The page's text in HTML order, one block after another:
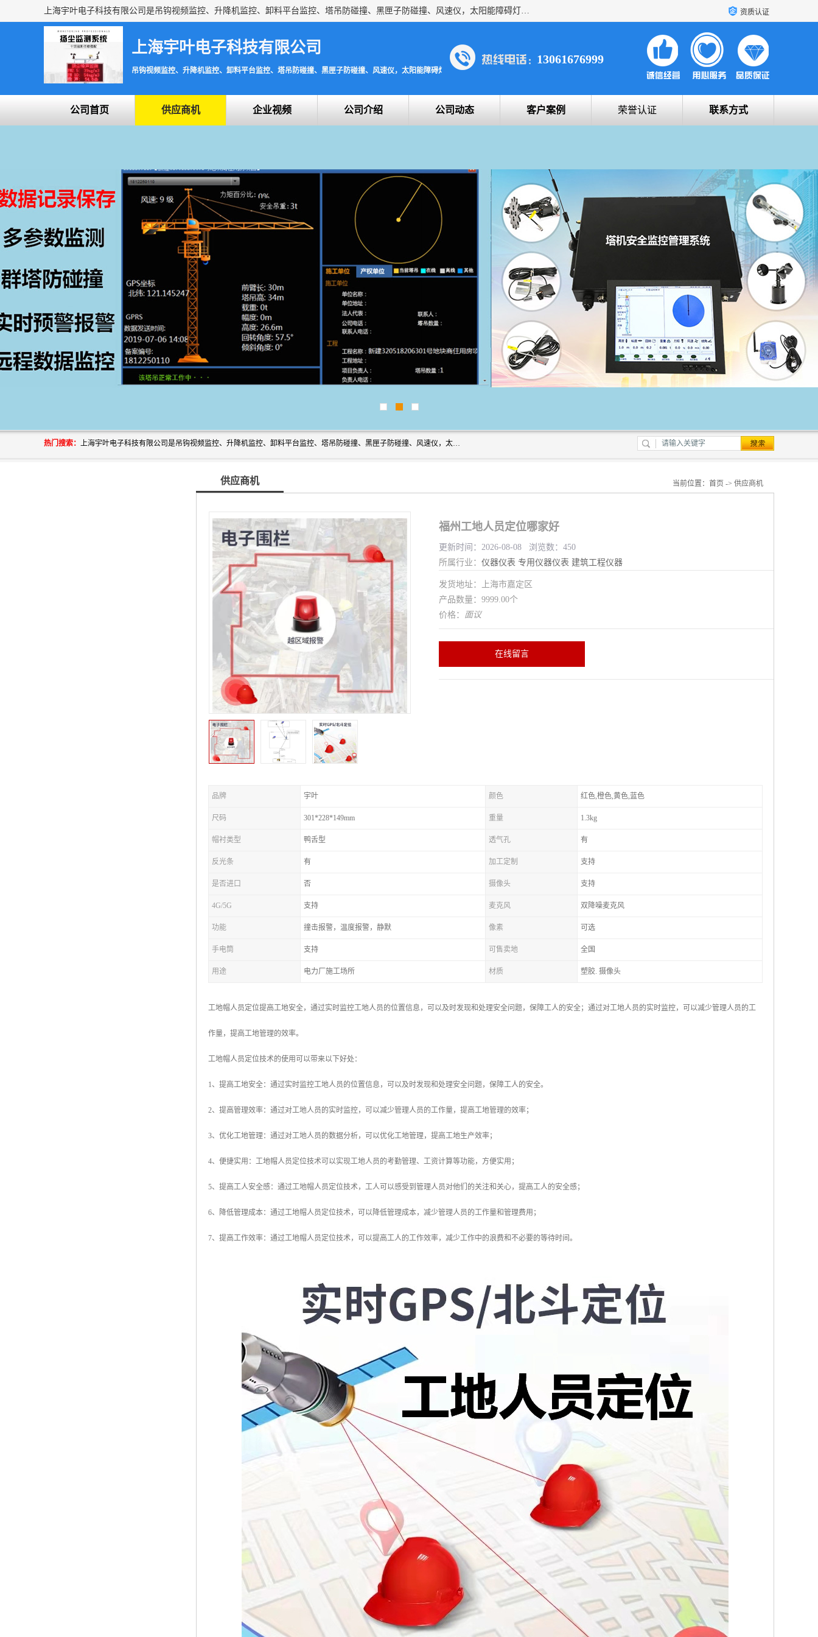
上海宇叶电子科技有限公司是吊钩视频监控、升降机监控、卸料平台监控、塔吊防碰撞、黑匣子防碰撞、风速仪，太阳能障碍灯安全提示灯等一系列升降机的常用配件产品专业研发生产加工的公司，拥有完整、科学的质量管理体系。 资质认证
上海宇叶电子科技有限公司
吊钩视频监控、升降机监控、卸料平台监控、塔吊防碰撞、黑匣子防碰撞、风速仪，太阳能障碍灯安全提示灯
13061676999
公司首页 供应商机 企业视频 公司介绍 公司动态 客户案例 荣誉认证 联系方式
热门搜索： 上海宇叶电子科技有限公司是吊钩视频监控、升降机监控、卸料平台监控、塔吊防碰撞、黑匣子防碰撞、风速仪，太阳能障碍灯安全提示灯等一系列升降机的常用配件产品专业研发生产加工的公司，拥有完整、科学的质量管理体系。
供应商机 当前位置： 首页 -> 供应商机
福州工地人员定位哪家好
更新时间：2026-08-08 浏览数：450
所属行业： 仪器仪表 专用仪器仪表 建筑工程仪器
发货地址：上海市嘉定区
产品数量：9999.00个
价格： 面议
在线留言
品牌 宇叶 颜色 红色,橙色,黄色,蓝色
尺码 301*228*149mm 重量 1.3kg
帽衬类型 鸭舌型 透气孔 有
反光条 有 加工定制 支持
是否进口 否 摄像头 支持
4G/5G 支持 麦克风 双降噪麦克风
功能 撞击报警，温度报警，静默 像素 可选
手电筒 支持 可售卖地 全国
用途 电力厂施工场所 材质 塑胶. 摄像头
工地帽人员定位提高工地安全，通过实时监控工地人员的位置信息，可以及时发现和处理安全问题，保障工人的安全；通过对工地人员的实时监控，可以减少管理人员的工
作量，提高工地管理的效率。
工地帽人员定位技术的使用可以带来以下好处：
1、提高工地安全：通过实时监控工地人员的位置信息，可以及时发现和处理安全问题，保障工人的安全。
2、提高管理效率：通过对工地人员的实时监控，可以减少管理人员的工作量，提高工地管理的效率；
3、优化工地管理：通过对工地人员的数据分析，可以优化工地管理，提高工地生产效率；
4、便捷实用：工地帽人员定位技术可以实现工地人员的考勤管理、工资计算等功能，方便实用；
5、提高工人安全感：通过工地帽人员定位技术，工人可以感受到管理人员对他们的关注和关心，提高工人的安全感；
6、降低管理成本：通过工地帽人员定位技术，可以降低管理成本，减少管理人员的工作量和管理费用；
7、提高工作效率：通过工地帽人员定位技术，可以提高工人的工作效率，减少工作中的浪费和不必要的等待时间。